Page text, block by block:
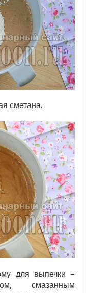
сметана.
для выпечки –
смазанным